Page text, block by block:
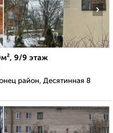
›
9/9 этаж
район, Десятинная 8